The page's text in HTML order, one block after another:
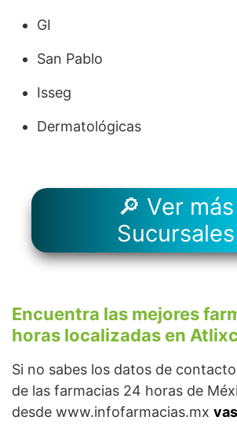
GI
San Pablo
Isseg
Dermatológicas
🔎 Ver más
Sucursales
Encuentra las mejores
horas localizadas en
Si no sabes los datos de
de las farmacias 24 horas de
desde www.infofarmacias.mx